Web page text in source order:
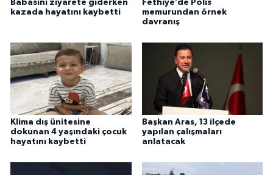
Babasını ziyarete giderken
kazada hayatını kaybetti
Fethiye’de Polis
memurundan örnek
davranış
Klima dış ünitesine
dokunan 4 yaşındaki çocuk
hayatını kaybetti
Başkan Aras, 13 ilçede
yapılan çalışmaları
anlatacak